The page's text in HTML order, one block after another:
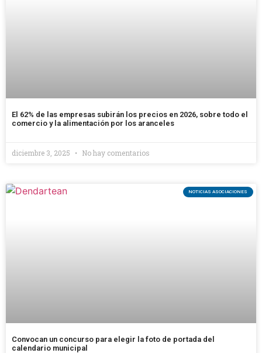
El 62% de las empresas subirán los precios en 2026, sobre todo el
comercio y la alimentación por los aranceles
diciembre 3, 2025 No hay comentarios
NOTICIAS ASOCIACIONES
Convocan un concurso para elegir la foto de portada del
calendario municipal